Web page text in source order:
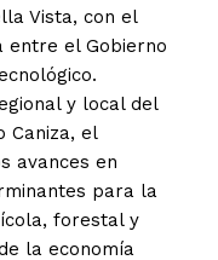
Vista, con el
entre el Gobierno
y local del
Caniza, el
avances en
para la
forestal y
la economía